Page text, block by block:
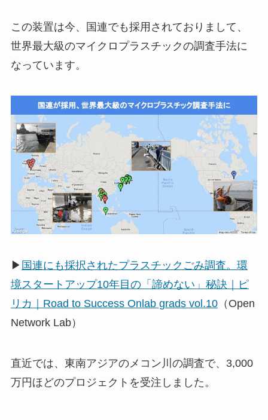
この装置は今、国連でも採用されておりまして、
世界最大級のマイクロプラスチックの調査手法に
なっています。
▶ 国連にも採択されたプラスチックごみ調査。環
境スタートアップ10年目の「諦めない」秘訣｜ピ
リカ｜Road to Success Onlab grads vol.10（Open
Network Lab）
直近では、東南アジアのメコン川の調査で、3,000
万円ほどのプロジェクトを受注しました。